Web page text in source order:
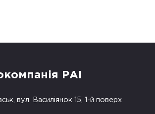
РАІ
вул. Василіянок 15, 1-й поверх